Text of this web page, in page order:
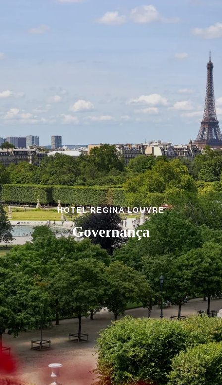
HOTEL REGINA LOUVRE
Governança